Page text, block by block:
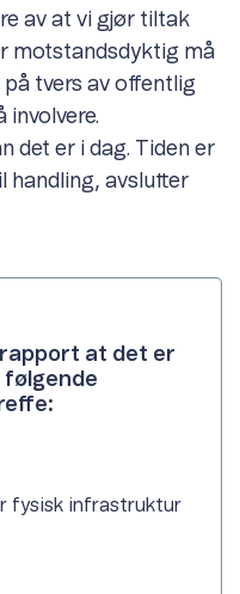
av at vi gjør tiltak
motstandsdyktig må
tvers av offentlig
involvere.
det er i dag. Tiden er
handling, avslutter
at det er
fysisk infrastruktur